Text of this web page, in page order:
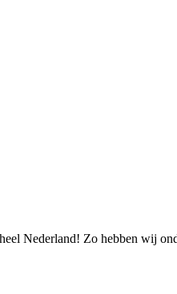
Nederland! Zo hebben wij